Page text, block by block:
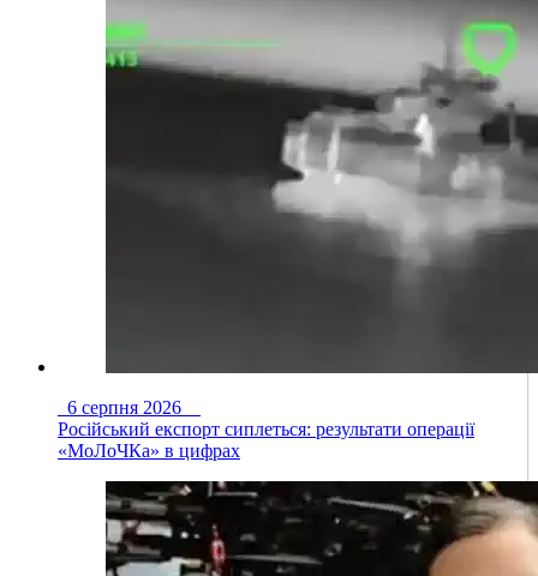
6 серпня 2026
Російський експорт сиплеться: результати операції
«МоЛоЧКа» в цифрах